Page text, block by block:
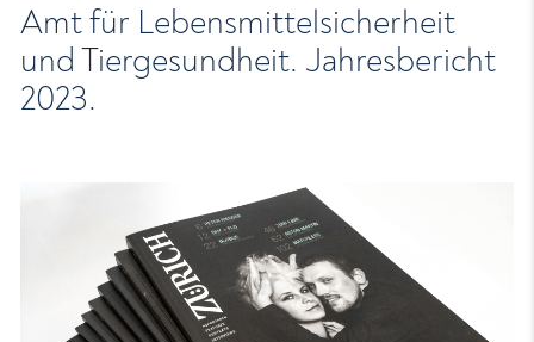
Amt für Lebensmittelsicherheit
und Tiergesundheit. Jahresbericht
2023.